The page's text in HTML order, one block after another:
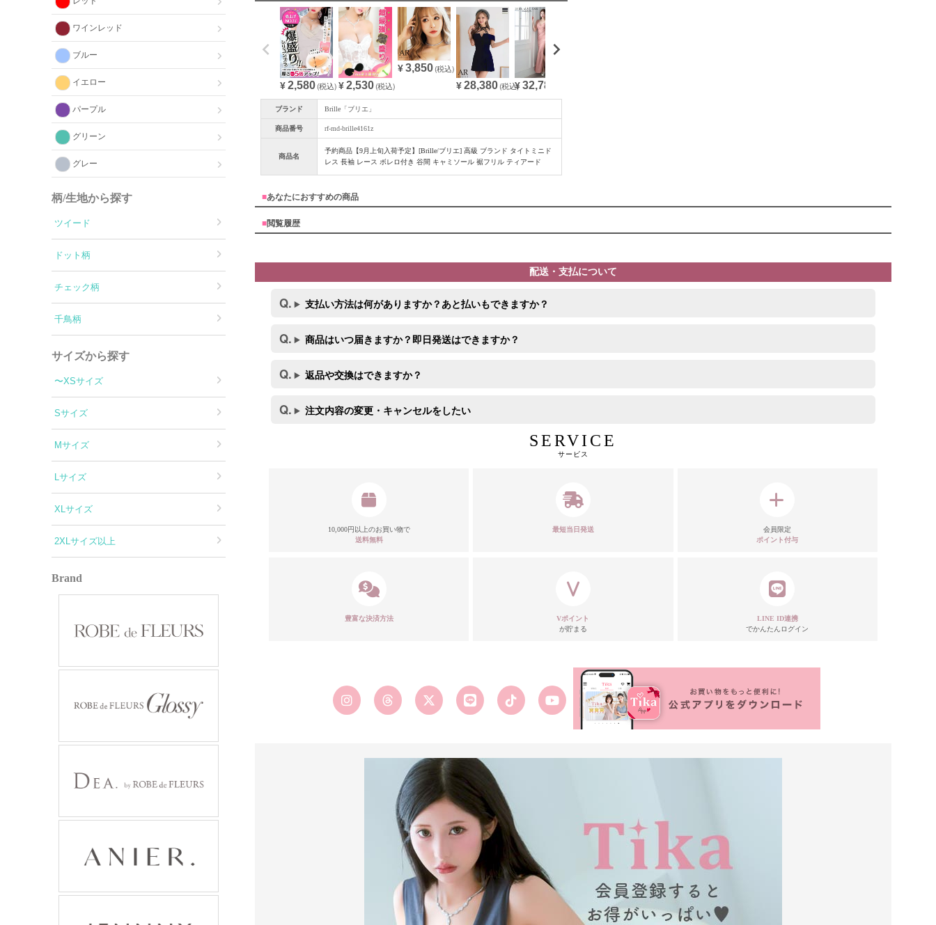
ワインレッド
ブルー
イエロー
パープル
グリーン
グレー
柄/生地から探す
ツイード
ドット柄
チェック柄
千鳥柄
サイズから探す
〜XSサイズ
Sサイズ
Mサイズ
Lサイズ
XLサイズ
2XLサイズ以上
Brand
¥2,580(税込) ¥ 2,530(税込)
¥3,850 (税込)
¥28,380 (税込)¥32,780
ブランド Brille「ブリエ」
商品番号 rf-md-brille4161z
商品名
予約商品【9月上旬入荷予定】[Brille/ブリエ] 高級 ブランド タイトミニド
レス 長袖 レース ボレロ付き 谷間 キャミソール 裾フリル ティアード
■あなたにおすすめの商品
■閲覧履歴
配送・支払について
支払い方法は何がありますか？あと払いもできますか？
商品はいつ届きますか？即日発送はできますか？
返品や交換はできますか？
注文内容の変更・キャンセルをしたい
SERVICE
サービス
10,000円以上のお買い物で
送料無料
最短当日発送
会員限定
ポイント付与
豊富な決済方法
Vポイント
が貯まる
LINE ID連携
でかんたんログイン